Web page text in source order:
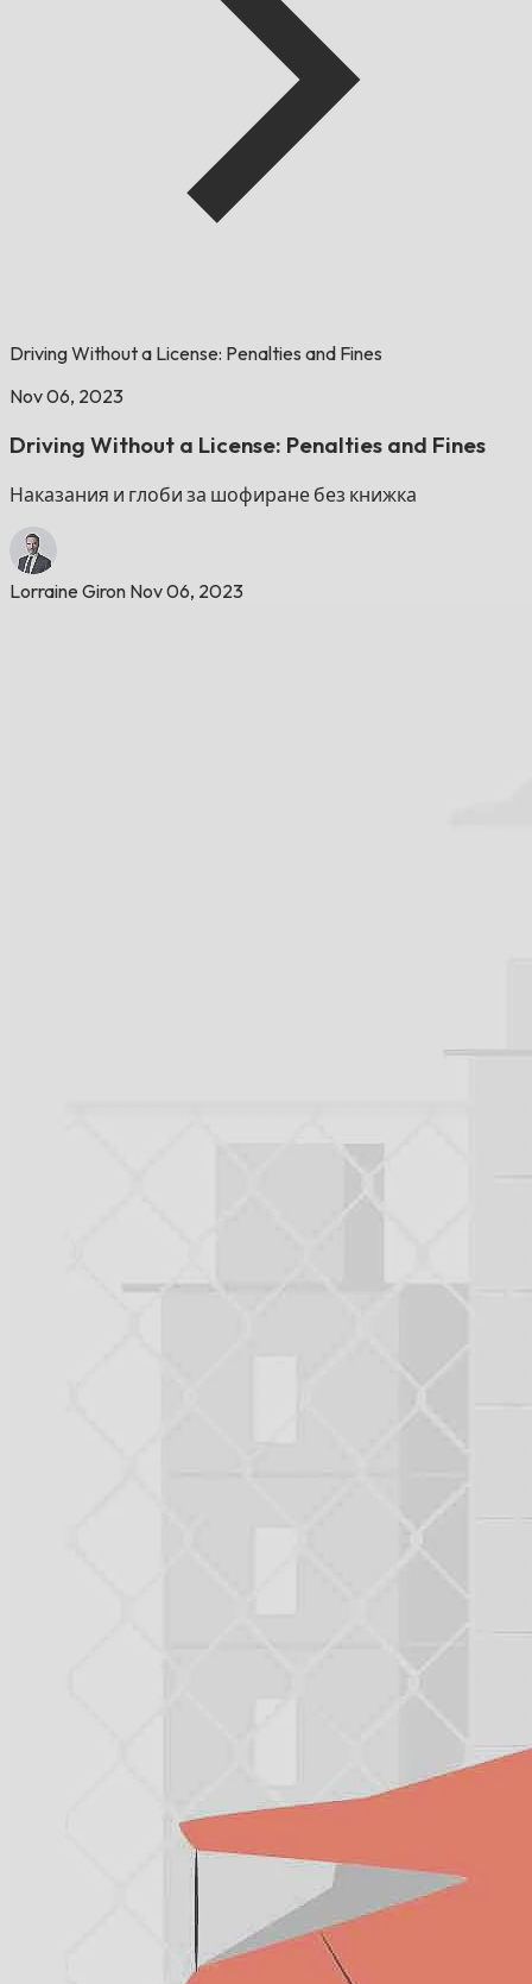
Driving Without a License: Penalties and Fines
Nov 06, 2023
Driving Without a License: Penalties and Fines
Наказания и глоби за шофиране без книжка
Lorraine Giron Nov 06, 2023